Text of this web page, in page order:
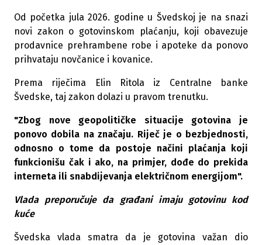
Od početka jula 2026. godine u Švedskoj je na snazi
novi zakon o gotovinskom plaćanju, koji obavezuje
prodavnice prehrambene robe i apoteke da ponovo
prihvataju novčanice i kovanice.
Prema riječima Elin Ritola iz Centralne banke
Švedske, taj zakon dolazi u pravom trenutku.
"Zbog nove geopolitičke situacije gotovina je
ponovo dobila na značaju. Riječ je o bezbjednosti,
odnosno o tome da postoje načini plaćanja koji
funkcionišu čak i ako, na primjer, dođe do prekida
interneta ili snabdijevanja električnom energijom".
Vlada preporučuje da građani imaju gotovinu kod
kuće
Švedska vlada smatra da je gotovina važan dio